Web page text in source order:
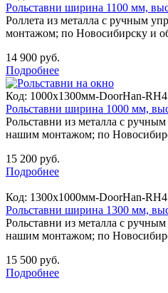
Рольставни ширина 1100 мм,
Роллета из металла с ручным
монтажом; по Новосибирску и
14 900 руб.
Подробнее
Код: 1000х1300мм-DoorHan-
Рольставни ширина 1000 мм,
Рольставни из металла с
нашим монтажом; по
15 200 руб.
Подробнее
Код: 1300х1000мм-DoorHan-
Рольставни ширина 1300 мм,
Рольставни из металла с
нашим монтажом; по
15 500 руб.
Подробнее